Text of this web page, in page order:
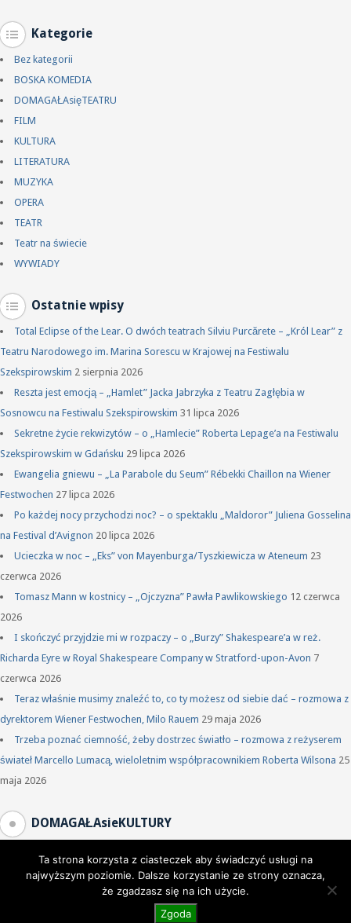
Kategorie
Bez kategorii
BOSKA KOMEDIA
DOMAGAŁAsięTEATRU
FILM
KULTURA
LITERATURA
MUZYKA
OPERA
TEATR
Teatr na świecie
WYWIADY
Ostatnie wpisy
Total Eclipse of the Lear. O dwóch teatrach Silviu Purcărete – „Król Lear” z
Teatru Narodowego im. Marina Sorescu w Krajowej na Festiwalu
Szekspirowskim 2 sierpnia 2026
Reszta jest emocją – „Hamlet” Jacka Jabrzyka z Teatru Zagłębia w
Sosnowcu na Festiwalu Szekspirowskim 31 lipca 2026
Sekretne życie rekwizytów – o „Hamlecie” Roberta Lepage’a na Festiwalu
Szekspirowskim w Gdańsku 29 lipca 2026
Ewangelia gniewu – „La Parabole du Seum” Rébekki Chaillon na Wiener
Festwochen 27 lipca 2026
Po każdej nocy przychodzi noc? – o spektaklu „Maldoror” Juliena Gosselina
na Festival d’Avignon 20 lipca 2026
Ucieczka w noc – „Eks” von Mayenburga/Tyszkiewicza w Ateneum 23
czerwca 2026
Tomasz Mann w kostnicy – „Ojczyzna” Pawła Pawlikowskiego 12 czerwca
2026
I skończyć przyjdzie mi w rozpaczy – o „Burzy” Shakespeare’a w reż.
Richarda Eyre w Royal Shakespeare Company w Stratford-upon-Avon 7
czerwca 2026
Teraz właśnie musimy znaleźć to, co ty możesz od siebie dać – rozmowa z
dyrektorem Wiener Festwochen, Milo Rauem 29 maja 2026
Trzeba poznać ciemność, żeby dostrzec światło – rozmowa z reżyserem
świateł Marcello Lumacą, wieloletnim współpracownikiem Roberta Wilsona 25
maja 2026
DOMAGAŁAsieKULTURY
Ta strona korzysta z ciasteczek aby świadczyć usługi na
najwyższym poziomie. Dalsze korzystanie ze strony oznacza,
że zgadzasz się na ich użycie.
Zgoda